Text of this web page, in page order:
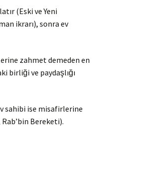
(Eski ve Yeni
ikrarı), sonra ev
zahmet demeden en
birliği ve paydaşlığı
sahibi ise misafirlerine
Bereketi).